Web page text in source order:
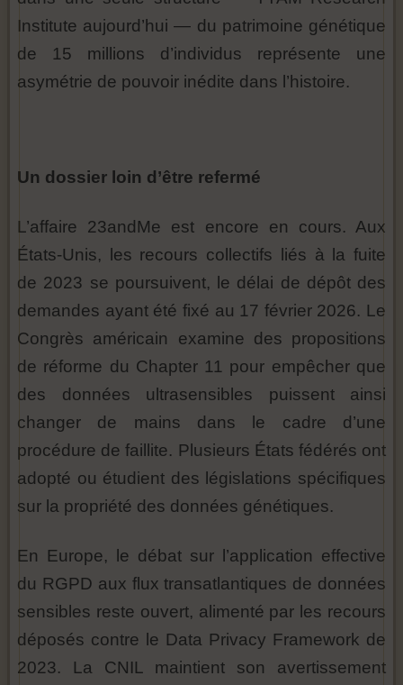
Institute aujourd’hui — du patrimoine génétique
de 15 millions d’individus représente une
asymétrie de pouvoir inédite dans l’histoire.
Un dossier loin d’être refermé
L’affaire 23andMe est encore en cours. Aux
États-Unis, les recours collectifs liés à la fuite
de 2023 se poursuivent, le délai de dépôt des
demandes ayant été fixé au 17 février 2026. Le
Congrès américain examine des propositions
de réforme du Chapter 11 pour empêcher que
des données ultrasensibles puissent ainsi
changer de mains dans le cadre d’une
procédure de faillite. Plusieurs États fédérés ont
adopté ou étudient des législations spécifiques
sur la propriété des données génétiques.
En Europe, le débat sur l’application effective
du RGPD aux flux transatlantiques de données
sensibles reste ouvert, alimenté par les recours
déposés contre le Data Privacy Framework de
2023. La CNIL maintient son avertissement